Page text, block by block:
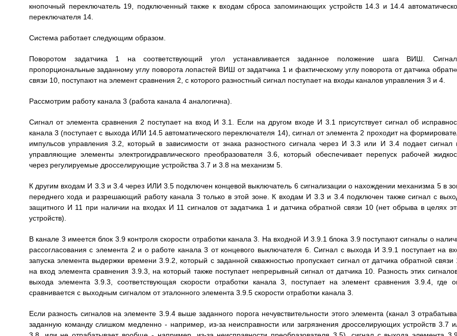
кнопочный переключатель 19, подключенный также к входам сброса запоминающих устройств 14.3 и 14.4
переключателя 14.
Система работает следующим образом.
Поворотом задатчика 1 на соответствующий угол устанавливается заданное положение шага ВИШ.
пропорциональные заданному углу поворота лопастей ВИШ от задатчика 1 и фактическому углу поворота от датчика
связи 10, поступают на элемент сравнения 2, с которого разностный сигнал поступает на входы каналов управления 3 и 4.
Рассмотрим работу канала 3 (работа канала 4 аналогична).
Сигнал от элемента сравнения 2 поступает на вход И 3.1. Если на другом входе И 3.1 присутствует сигнал об
канала 3 (поступает с выхода ИЛИ 14.5 автоматического переключателя 14), сигнал от элемента 2 проходит на
импульсов управления 3.2, который в зависимости от знака разностного сигнала через И 3.3 или И 3.4 подает сигнал
управляющие элементы электрогидравлического преобразователя 3.6, который обеспечивает перепуск рабочей
через регулируемые дросселирующие устройства 3.7 и 3.8 на механизм 5.
К другим входам И 3.3 и 3.4 через ИЛИ 3.5 подключен концевой выключатель 6 сигнализации о нахождении механизма 5 в
переднего хода и разрешающий работу канала 3 только в этой зоне. К входам И 3.3 и 3.4 подключен также сигнал с
защитного И 11 при наличии на входах И 11 сигналов от задатчика 1 и датчика обратной связи 10 (нет обрыва в целях
устройств).
В канале 3 имеется блок 3.9 контроля скорости отработки канала 3. На входной И 3.9.1 блока 3.9 поступают сигналы о
рассогласования с элемента 2 и о работе канала 3 от концевого выключателя 6. Сигнал с выхода И 3.9.1 поступает на
запуска элемента выдержки времени 3.9.2, который с заданной скважностью пропускает сигнал от датчика обратной связи
на вход элемента сравнения 3.9.3, на который также поступает непрерывный сигнал от датчика 10. Разность этих
выхода элемента 3.9.3, соответствующая скорости отработки канала 3, поступает на элемент сравнения 3.9.4, где
сравнивается с выходным сигналом от эталонного элемента 3.9.5 скорости отработки канала 3.
Если разность сигналов на элементе 3.9.4 выше заданного порога нечувствительности этого элемента (канал 3
заданную команду слишком медленно - например, из-за неисправности или загрязнения дросселирующих устройств 3.7